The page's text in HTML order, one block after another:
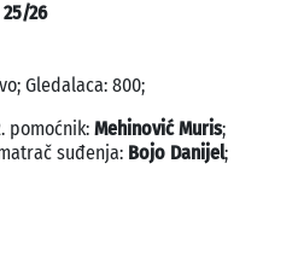
26
Gledalaca: 800;
pomoćnik: Mehinović Muris;
suđenja: Bojo Danijel;